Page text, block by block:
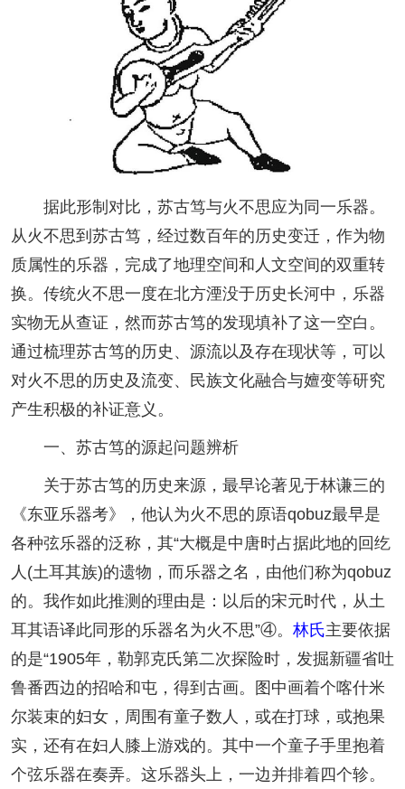
据此形制对比，苏古笃与火不思应为同一乐器。
从火不思到苏古笃，经过数百年的历史变迁，作为物
质属性的乐器，完成了地理空间和人文空间的双重转
换。传统火不思一度在北方湮没于历史长河中，乐器
实物无从查证，然而苏古笃的发现填补了这一空白。
通过梳理苏古笃的历史、源流以及存在现状等，可以
对火不思的历史及流变、民族文化融合与嬗变等研究
产生积极的补证意义。
一、苏古笃的源起问题辨析
关于苏古笃的历史来源，最早论著见于林谦三的
《东亚乐器考》，他认为火不思的原语qobuz最早是
各种弦乐器的泛称，其“大概是中唐时占据此地的回纥
人(土耳其族)的遗物，而乐器之名，由他们称为qobuz
的。我作如此推测的理由是：以后的宋元时代，从土
耳其语译此同形的乐器名为火不思”④。 林氏主要依据
的是“1905年，勒郭克氏第二次探险时，发掘新疆省吐
鲁番西边的招哈和屯，得到古画。图中画着个喀什米
尔装束的妇女，周围有童子数人，或在打球，或抱果
实，还有在妇人膝上游戏的。其中一个童子手里抱着
个弦乐器在奏弄。这乐器头上，一边并排着四个轸。